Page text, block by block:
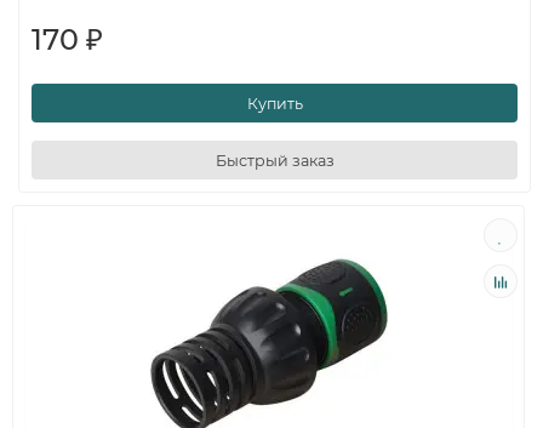
170 ₽
Купить
Быстрый заказ